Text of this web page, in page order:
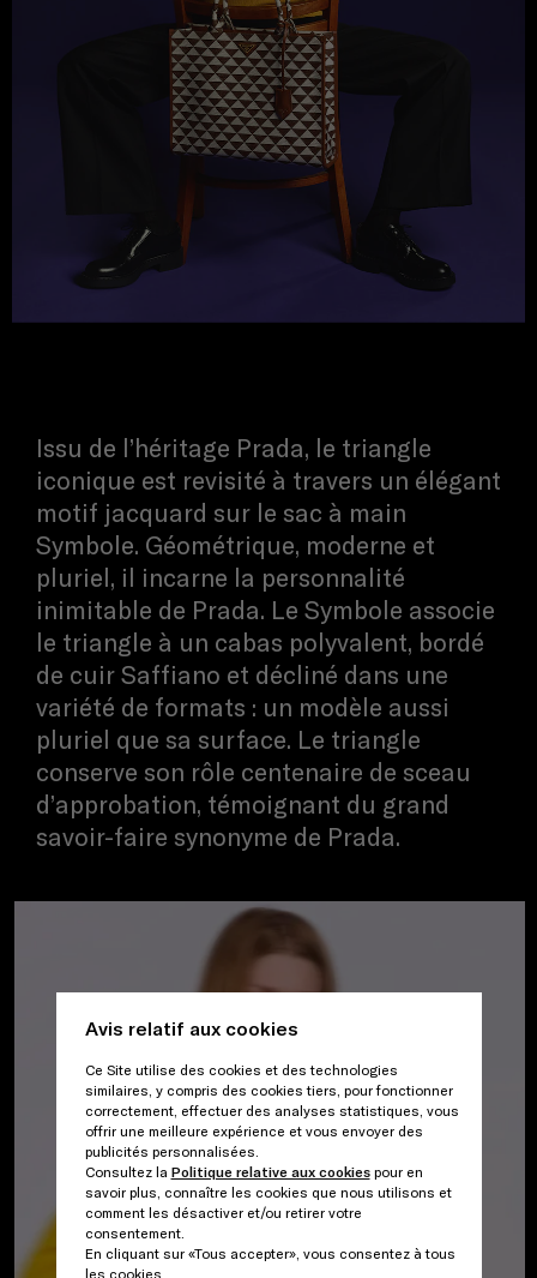
Avis relatif aux cookies
Ce Site utilise des cookies et des technologies
similaires, y compris des cookies tiers, pour fonctionner
correctement, effectuer des analyses statistiques, vous
offrir une meilleure expérience et vous envoyer des
publicités personnalisées.
Consultez la Politique relative aux cookiespour en
savoir plus, connaître les cookies que nous utilisons et
comment les désactiver et/ou retirer votre
consentement.
En cliquant sur «Tous accepter», vous consentez à tous
les cookies.
Issu de l’héritage Prada, le triangle
iconique est revisité à travers un élégant
motif jacquard sur le sac à main
Symbole. Géométrique, moderne et
pluriel, il incarne la personnalité
inimitable de Prada. Le Symbole associe
le triangle à un cabas polyvalent, bordé
de cuir Saffiano et décliné dans une
variété de formats : un modèle aussi
pluriel que sa surface. Le triangle
conserve son rôle centenaire de sceau
d’approbation, témoignant du grand
savoir-faire synonyme de Prada.